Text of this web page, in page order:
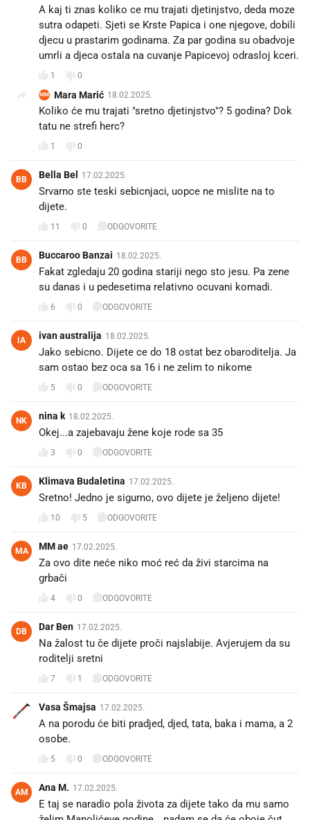
A kaj ti znas koliko ce mu trajati djetinjstvo, deda moze
sutra odapeti. Sjeti se Krste Papica i one njegove, dobili
djecu u prastarim godinama. Za par godina su obadvoje
umrli a djeca ostala na cuvanje Papicevoj odrasloj kceri.
1 0
MM Mara Marić 18.02.2025.
Koliko će mu trajati "sretno djetinjstvo"? 5 godina? Dok
tatu ne strefi herc?
1 0
BB Bella Bel 17.02.2025.
Srvarno ste teski sebicnjaci, uopce ne mislite na to
dijete.
11 0 ODGOVORITE
BB Buccaroo Banzai 18.02.2025.
Fakat zgledaju 20 godina stariji nego sto jesu. Pa zene
su danas i u pedesetima relativno ocuvani komadi.
6 0 ODGOVORITE
IA ivan australija 18.02.2025.
Jako sebicno. Dijete ce do 18 ostat bez obaroditelja. Ja
sam ostao bez oca sa 16 i ne zelim to nikome
5 0 ODGOVORITE
NK nina k 18.02.2025.
Okej...a zajebavaju žene koje rode sa 35
3 0 ODGOVORITE
KB Klimava Budaletina 17.02.2025.
Sretno! Jedno je sigurno, ovo dijete je željeno dijete!
10 5 ODGOVORITE
MA MM ae 17.02.2025.
Za ovo dite neće niko moć reć da živi starcima na
grbači
4 0 ODGOVORITE
DB Dar Ben 17.02.2025.
Na žalost tu če dijete proči najslabije. Avjerujem da su
roditelji sretni
7 1 ODGOVORITE
Vasa Šmajsa 17.02.2025.
A na porodu će biti pradjed, djed, tata, baka i mama, a 2
osobe.
5 0 ODGOVORITE
AM Ana M. 17.02.2025.
E taj se naradio pola života za dijete tako da mu samo